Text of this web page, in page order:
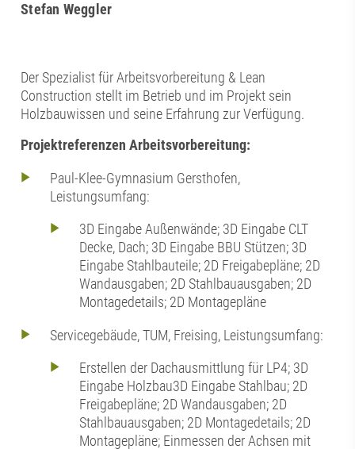
Stefan Weggler
Der Spezialist für Arbeitsvorbereitung & Lean
Construction stellt im Betrieb und im Projekt sein
Holzbauwissen und seine Erfahrung zur Verfügung.
Projektreferenzen Arbeitsvorbereitung:
Paul-Klee-Gymnasium Gersthofen,
Leistungsumfang:
3D Eingabe Außenwände; 3D Eingabe CLT
Decke, Dach; 3D Eingabe BBU Stützen; 3D
Eingabe Stahlbauteile; 2D Freigabepläne; 2D
Wandausgaben; 2D Stahlbauausgaben; 2D
Montagedetails; 2D Montagepläne
Servicegebäude, TUM, Freising, Leistungsumfang:
Erstellen der Dachausmittlung für LP4; 3D
Eingabe Holzbau3D Eingabe Stahlbau; 2D
Freigabepläne; 2D Wandausgaben; 2D
Stahlbauausgaben; 2D Montagedetails; 2D
Montagepläne; Einmessen der Achsen mit